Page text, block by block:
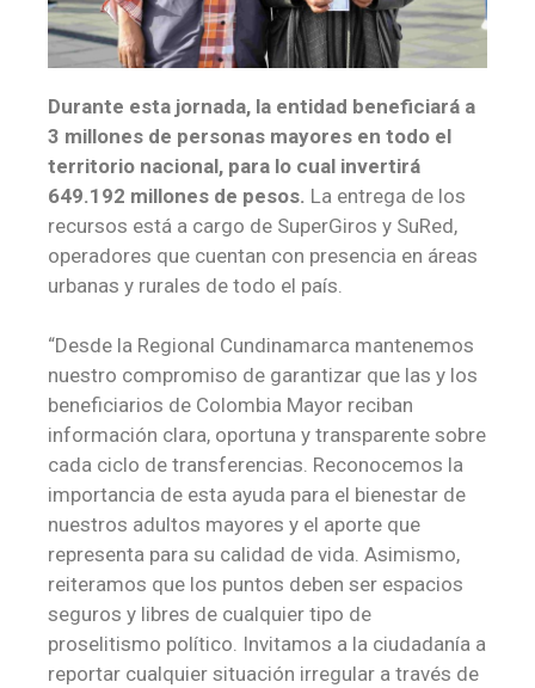
Durante esta jornada, la entidad beneficiará a
3 millones de personas mayores en todo el
territorio nacional, para lo cual invertirá
649.192 millones de pesos. La entrega de los
recursos está a cargo de SuperGiros y SuRed,
operadores que cuentan con presencia en áreas
urbanas y rurales de todo el país.
“Desde la Regional Cundinamarca mantenemos
nuestro compromiso de garantizar que las y los
beneficiarios de Colombia Mayor reciban
información clara, oportuna y transparente sobre
cada ciclo de transferencias. Reconocemos la
importancia de esta ayuda para el bienestar de
nuestros adultos mayores y el aporte que
representa para su calidad de vida. Asimismo,
reiteramos que los puntos deben ser espacios
seguros y libres de cualquier tipo de
proselitismo político. Invitamos a la ciudadanía a
reportar cualquier situación irregular a través de